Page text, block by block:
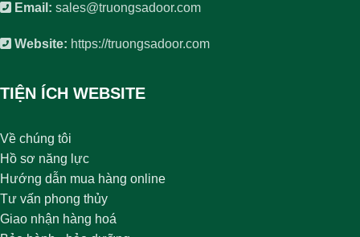
Email: sales@truongsadoor.com
Website: https://truongsadoor.com
TIỆN ÍCH WEBSITE
Về chúng tôi
Hồ sơ năng lực
Hướng dẫn mua hàng online
Tư vấn phong thủy
Giao nhận hàng hoá